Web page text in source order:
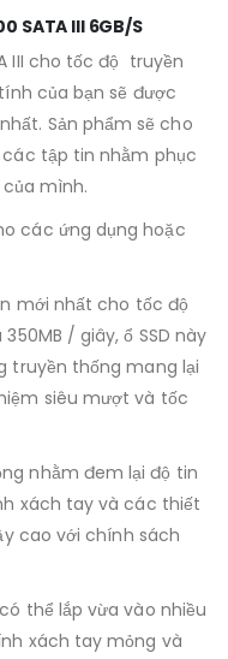
SATA III 6GB/S
III cho tốc độ truyền
của bạn sẽ được
Sản phẩm sẽ cho
tập tin nhằm phục
mình.
các ứng dụng hoặc
mới nhất cho tốc độ
/ giây, ổ SSD này
truyền thống mang lại
siêu mượt và tốc
nhằm đem lại độ tin
xách tay và các thiết
cao với chính sách
thể lắp vừa vào nhiều
xách tay mỏng và